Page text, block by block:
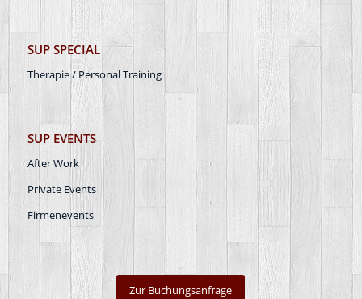
SUP SPECIAL
Therapie / Personal Training
SUP EVENTS
After Work
Private Events
Firmenevents
Zur Buchungsanfrage